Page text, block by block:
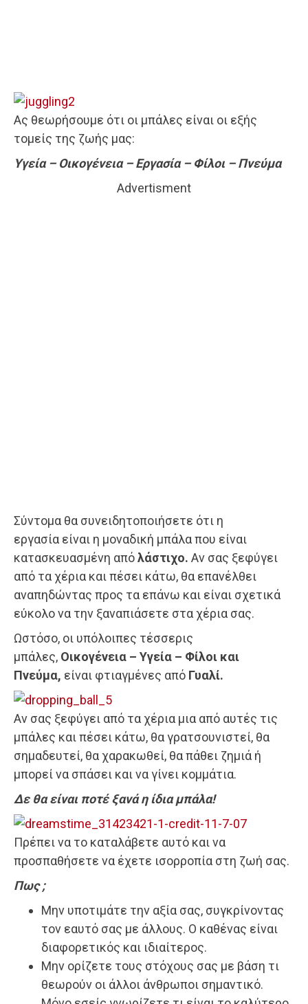
Ας θεωρήσουμε ότι οι μπάλες είναι οι εξής
τομείς της ζωής μας:
Υγεία – Οικογένεια – Εργασία – Φίλοι – Πνεύμα
Advertisment
Σύντομα θα συνειδητοποιήσετε ότι η
εργασία είναι η μοναδική μπάλα που είναι
κατασκευασμένη απόλάστιχο. Αν σας ξεφύγει
από τα χέρια και πέσει κάτω, θα επανέλθει
αναπηδώντας προς τα επάνω και είναι σχετικά
εύκολο να την ξαναπιάσετε στα χέρια σας.
Ωστόσο, οι υπόλοιπες τέσσερις
μπάλες, Οικογένεια – Υγεία – Φίλοι και
Πνεύμα, είναι φτιαγμένες από Γυαλί.
Αν σας ξεφύγει από τα χέρια μια από αυτές τις
μπάλες και πέσει κάτω, θα γρατσουνιστεί, θα
σημαδευτεί, θα χαρακωθεί, θα πάθει ζημιά ή
μπορεί να σπάσει και να γίνει κομμάτια.
Δε θα είναι ποτέ ξανά η ίδια μπάλα!
Πρέπει να το καταλάβετε αυτό και να
προσπαθήσετε να έχετε ισορροπία στη ζωή σας.
Πως ;
Μην υποτιμάτε την αξία σας, συγκρίνοντας
τον εαυτό σας με άλλους. Ο καθένας είναι
διαφορετικός και ιδιαίτερος.
Μην ορίζετε τους στόχους σας με βάση τι
θεωρούν οι άλλοι άνθρωποι σημαντικό.